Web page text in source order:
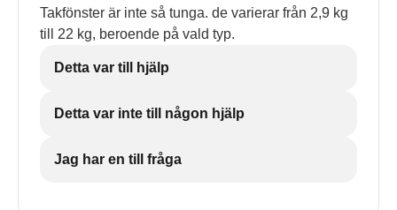
Takfönster är inte så tunga. de varierar från 2,9 kg
till 22 kg, beroende på vald typ.
Detta var till hjälp
Detta var inte till någon hjälp
Jag har en till fråga